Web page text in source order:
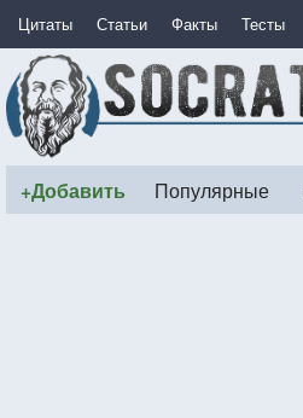
Цитаты Статьи Факты Тесты
+Добавить Популярные